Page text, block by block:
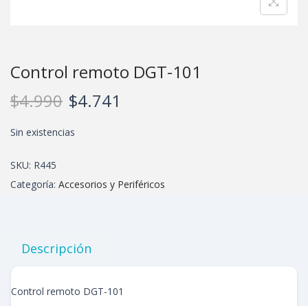
Control remoto DGT-101
$4.990 $4.741
Sin existencias
SKU: R445
Categoría: Accesorios y Periféricos
Descripción
Control remoto DGT-101